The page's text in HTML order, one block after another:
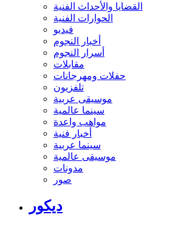
القضايا والأحداث الفنية
الحوارات الفنية
فيديو
أخبار النجوم
أسرار النجوم
مقابلات
حفلات ومهرجانات
تلفزيون
موسيقى عربية
سينما عالمية
مواهب واعدة
أخبار فنية
سينما عربية
موسيقى عالمية
مدونات
صور
ديكور